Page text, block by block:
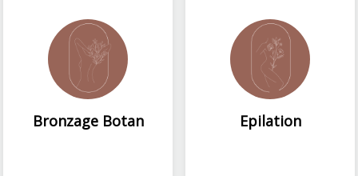
Bronzage Botan Epilation